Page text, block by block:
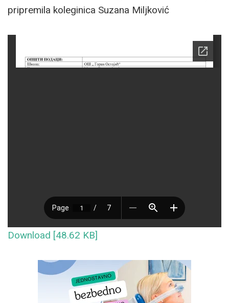
pripremila koleginica Suzana Miljković
Download [48.62 KB]